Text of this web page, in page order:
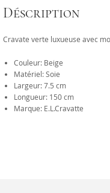
Déscription
Cravate verte luxueuse avec
Couleur: Beige
Matériel: Soie
Largeur: 7.5 cm
Longueur: 150 cm
Marque: E.L.Cravatte